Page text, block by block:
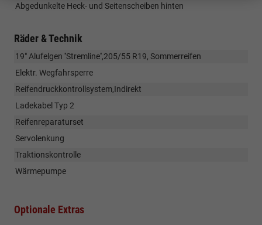
Abgedunkelte Heck- und Seitenscheiben hinten
Räder & Technik
19" Alufelgen ''Stremline'',205/55 R19, Sommerreifen
Elektr. Wegfahrsperre
Reifendruckkontrollsystem,Indirekt
Ladekabel Typ 2
Reifenreparaturset
Servolenkung
Traktionskontrolle
Wärmepumpe
Optionale Extras